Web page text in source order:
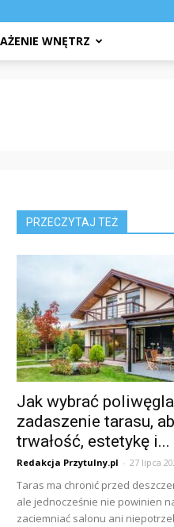
WNĘTRZ
PRZECZYTAJ TEŻ
Jak wybrać
zadaszenie tarasu,
trwałość, estetykę i...
Redakcja Przytulny.pl - 27 lipca
Taras ma chronić przed
ale jednocześnie nie powinien
zaciemniać salonu ani